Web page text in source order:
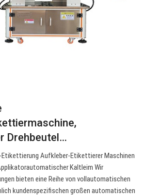
Drehbeutel…
Aufkleber-Etikettierer Maschinen
Kaltleim Wir
bieten eine Reihe von vollautomatischen
kundenspezifischen großen automatischen